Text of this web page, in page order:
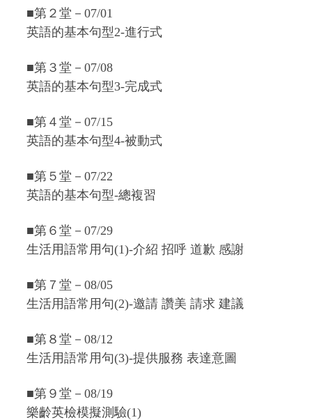
■第２堂－07/01
英語的基本句型2-進行式
■第３堂－07/08
英語的基本句型3-完成式
■第４堂－07/15
英語的基本句型4-被動式
■第５堂－07/22
英語的基本句型-總複習
■第６堂－07/29
生活用語常用句(1)-介紹 招呼 道歉 感謝
■第７堂－08/05
生活用語常用句(2)-邀請 讚美 請求 建議
■第８堂－08/12
生活用語常用句(3)-提供服務 表達意圖
■第９堂－08/19
樂齡英檢模擬測驗(1)